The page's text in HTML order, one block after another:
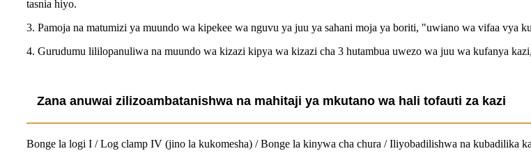
tasnia hiyo.
3. Pamoja na matumizi ya muundo wa kipekee wa nguvu ya juu ya sahani moja ya boriti, "uwiano wa vifaa vya
4. Gurudumu lililopanuliwa na muundo wa kizazi kipya wa kizazi cha 3 hutambua uwezo wa juu wa kufanya
Zana anuwai zilizoambatanishwa na mahitaji ya mkutano wa hali tofauti za kazi
Bonge la logi I / Log clamp IV (jino la kukomesha) / Bonge la kinywa cha chura / Iliyobadilishwa na kubadilika